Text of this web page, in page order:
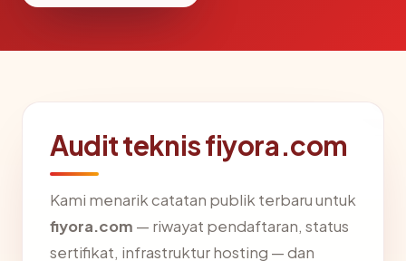
Audit teknis fiyora.com
Kami menarik catatan publik terbaru untuk
fiyora.com — riwayat pendaftaran, status
sertifikat, infrastruktur hosting — dan